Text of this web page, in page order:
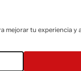
mejorar tu experiencia y